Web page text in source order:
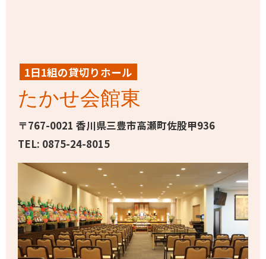
1日1組の貸切りホール
たかせ会館東
〒767-0021 香川県三豊市高瀬町佐股甲936
TEL: 0875-24-8015